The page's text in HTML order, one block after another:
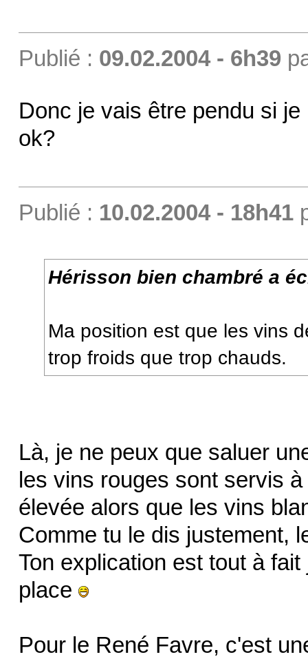
Publié : 09.02.2004 - 6h39
Donc je vais être pendu si
ok?
Publié : 10.02.2004 - 18h41
Hérisson bien chambré a
Ma position est que les vins
trop froids que trop chauds.
Là, je ne peux que saluer
les vins rouges sont servis
élevée alors que les vins
Comme tu le dis justement,
Ton explication est tout à
place
Pour le René Favre, c'est